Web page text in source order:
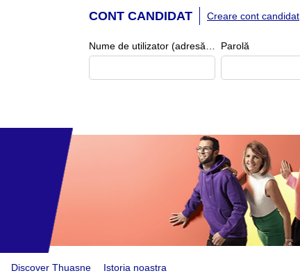
CONT CANDIDAT
Parolă
Creare cont candidat
Discover Thuasne Istoria noastra